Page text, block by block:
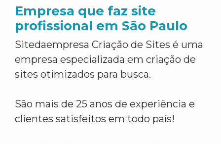
Empresa que faz site
profissional em São Paulo
Sitedaempresa Criação de Sites é uma
empresa especializada em criação de
sites otimizados para busca.
São mais de 25 anos de experiência e
clientes satisfeitos em todo país!